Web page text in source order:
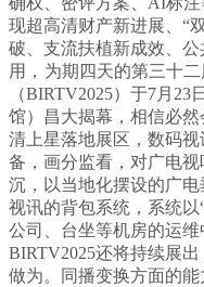
现超高清财产新进展、“
破、支流扶植新成效、
用， 为期四天的第三十
（BIRTV2025）于7月
馆）昌大揭幕，相信必
清上星落地展区，数码
备，画分监看，对广电
沉，以当地化摆设的广
视讯的背包系统，系统
公司、台坐等机房的运维
BIRTV2025还将持续展
做为。同播变换方面的